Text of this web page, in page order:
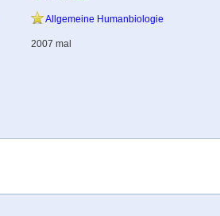
Allgemeine Humanbiologie
2007 mal